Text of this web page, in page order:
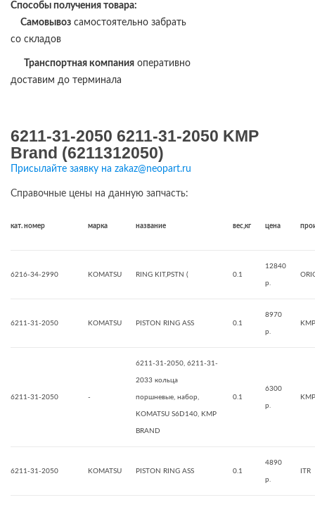
Способы получения товара:
Самовывоз самостоятельно забрать
со складов
Транспортная компания оперативно
доставим до терминала
6211-31-2050 6211-31-2050 KMP
Brand (6211312050)
Присылайте заявку на zakaz@neopart.ru
Справочные цены на данную запчасть:
кат. номер марка название вес,кг цена
6216-34-2990 KOMATSU RING KIT,PSTN ( 0.1
12840
р.
6211-31-2050 KOMATSU PISTON RING ASS 0.1
8970
р.
6211-31-2050 -
6211-31-2050, 6211-31-
2033 кольца
поршневые, набор,
KOMATSU S6D140, KMP
BRAND
0.1
6300
р.
6211-31-2050 KOMATSU PISTON RING ASS 0.1
4890
р.
ITR